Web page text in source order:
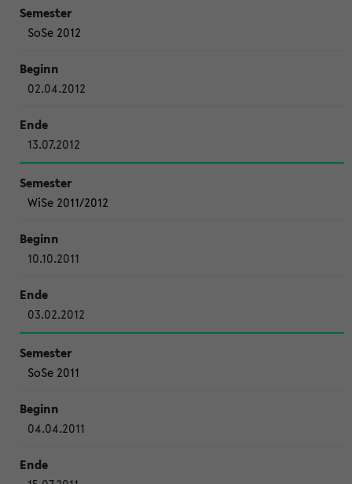
SoSe 2012
02.04.2012
13.07.2012
WiSe 2011/2012
10.10.2011
03.02.2012
SoSe 2011
04.04.2011